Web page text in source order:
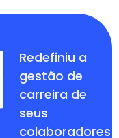
Redefiniu a
gestão de
carreira de
seus
colaboradores